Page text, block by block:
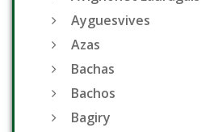
Ayguesvives
Azas
Bachas
Bachos
Bagiry